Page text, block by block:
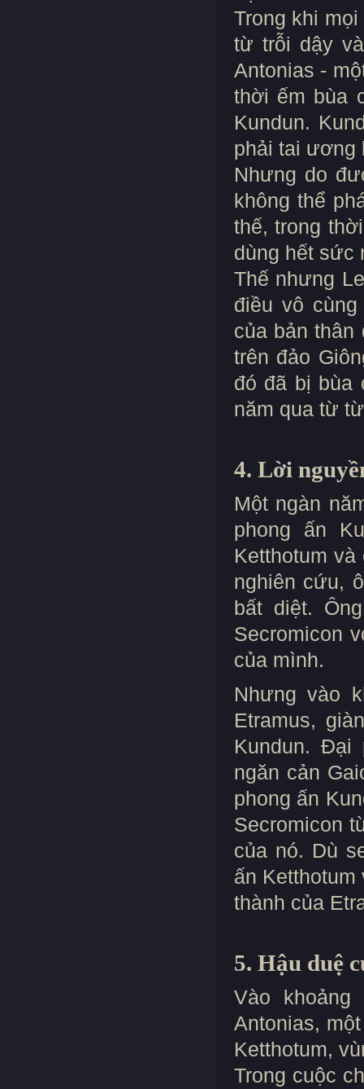
Trong khi
từ trỗi dậy
Antonias -
thời ếm bùa
Kundun.
phải tai ương
Nhưng do
không thể
thế, trong
dùng hết sức
Thế nhưng
điều vô
của bản
trên đảo
đó đã bị bùa
năm qua từ
4. Lời
Một ngàn
phong ấn
Ketthotum
nghiên cứu,
bất diệt.
Secromicon
của mình.
Nhưng vào
Etramus,
Kundun. Đại
ngăn cản
phong ấn
Secromicon
của nó. Dù
ấn
thành của
5. Hậu duệ
Vào
Antonias,
Ketthotum,
Trong cuộc